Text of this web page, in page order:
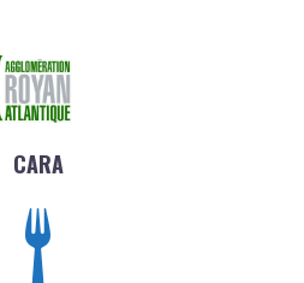
CARA